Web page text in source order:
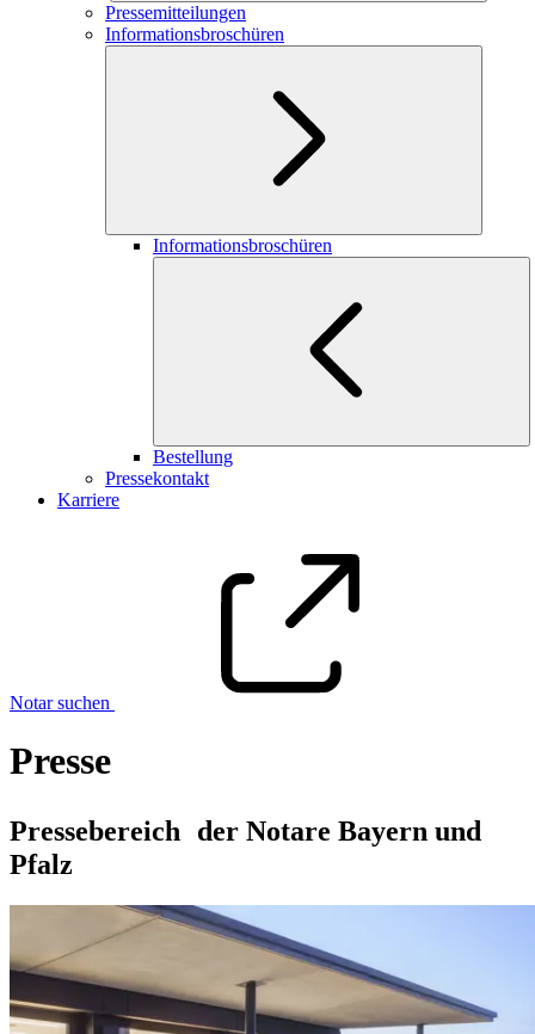
Pressemitteilungen
Informationsbroschüren
Informationsbroschüren
Bestellung
Pressekontakt
Karriere
Notar suchen
Presse
Pressebereich der Notare Bayern und
Pfalz